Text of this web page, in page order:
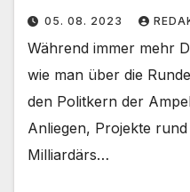
05. 08. 2023
Während immer mehr
wie man über die
den Politkern der
Anliegen, Projekte
Milliardärs…